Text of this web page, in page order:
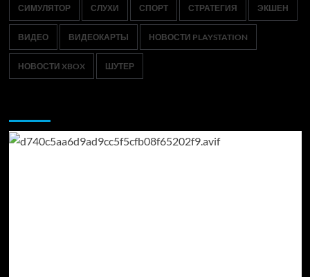
СИМУЛЯТОР СЛУХИ СПОРТ СТРАТЕГИЯ ЭКШЕН
ВИДЕО ВИДЕОКАРТЫ НОВОСТИ PLAYSTATION
НОВОСТИ XBOX ШУТЕР